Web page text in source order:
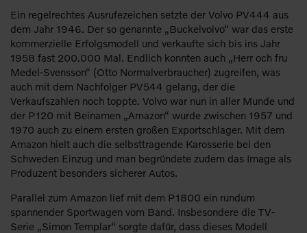
Ein regelrechtes Ausrufezeichen setzte der Volvo PV444 aus
dem Jahr 1946. Der so genannte „Buckelvolvo“ war das erste
kommerzielle Erfolgsmodell und verkaufte sich bis ins Jahr
1958 fast 200.000 Mal. Endlich konnten auch „Herr och fru
Medel-Svensson“ (Otto Normalverbraucher) zugreifen, was
auch mit dem Nachfolger PV544 gelang, der die
Verkaufszahlen noch toppte. Volvo war nun in aller Munde und
der P120 mit Beinamen „Amazon“ wurde zwischen 1957 und
1970 auch zu einem ersten großen Exportschlager. Mit dem
Amazon hielt auch die selbsttragende Karosserie bei den
Schweden Einzug und man begründete zudem das Image als
Produzent besonders sicherer Autos.
Parallel zum Amazon lief mit dem P1800 ein rundum
spannender Sportwagen vom Band. Insbesondere die TV-
Serie „Simon Templar“ sorgte dafür, dass dieses Modell